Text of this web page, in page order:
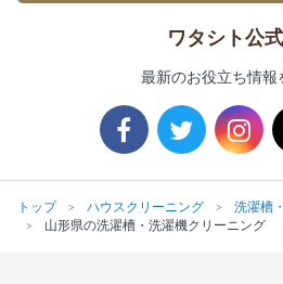
ワタシト公
最新のお役立ち情報
トップ ハウスクリーニング
洗濯槽
山形県の洗濯槽・洗濯機クリーニング